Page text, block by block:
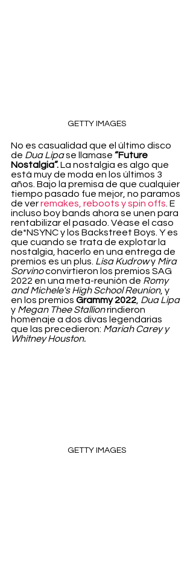
GETTY IMAGES
No es casualidad que el último disco
de Dua Lipa se llamase “Future
Nostalgia”. La nostalgia es algo que
está muy de moda en los últimos 3
años. Bajo la premisa de que cualquier
tiempo pasado fue mejor, no paramos
de ver remakes, reboots y spin offs . E
incluso boy bands ahora se unen para
rentabilizar el pasado. Véase el caso
de*NSYNC y los Backstreet Boys. Y es
que cuando se trata de explotar la
nostalgia, hacerlo en una entrega de
premios es un plus. Lisa Kudrow y Mira
Sorvino convirtieron los premios SAG
2022 en una meta-reunión de Romy
and Michele's High School Reunion, y
en los premios Grammy 2022 Dua Lipa
y Megan Thee Stallion rindieron
homenaje a dos divas legendarias
que las precedieron: Mariah Carey y
Whitney Houston.
GETTY IMAGES